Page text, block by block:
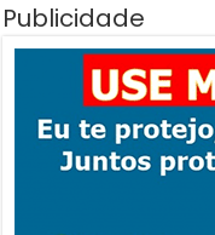
Publicidade